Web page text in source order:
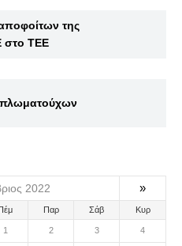
της
ΤΕΕ
2022 »
Παρ Σάβ Κυρ
1 2 3 4